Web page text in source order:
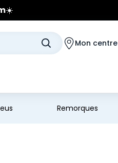
☀️
Mon centre
Remorques